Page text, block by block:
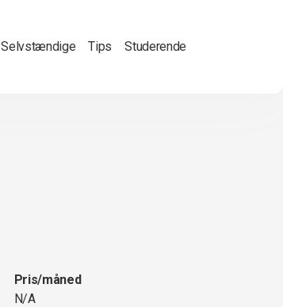
Selvstændige Tips Studerende
Pris/måned
N/A